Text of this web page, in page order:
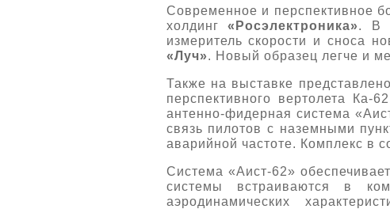
Современное и перспективное
холдинг«Росэлектроника». В
измеритель скорости и сноса
«Луч». Новый образец легче и
Также на выставке
перспективного вертолета Ка-
антенно-фидерная система
связь пилотов с наземными
аварийной частоте. Комплекс в
Система «Аист-62»
системы встраиваются в
аэродинамических